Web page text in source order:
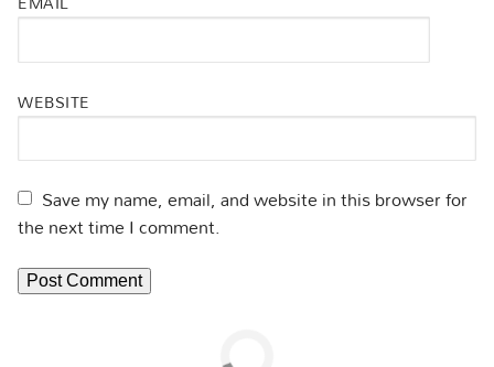
WEBSITE
Save my name, email, and website in this browser for
the next time I comment.